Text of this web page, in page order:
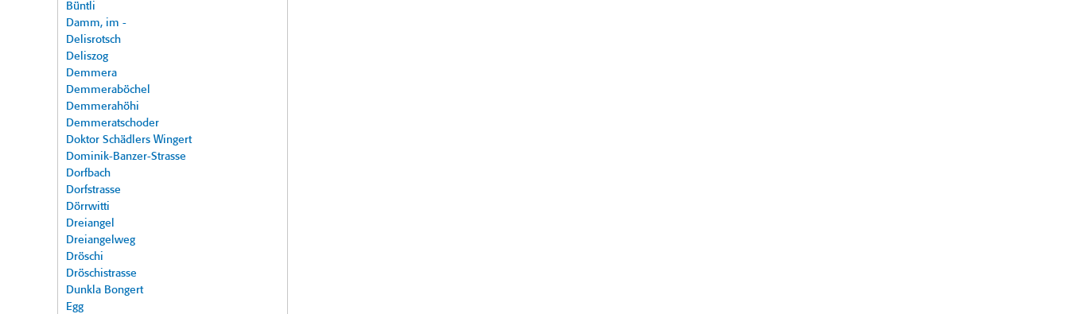
Büntli
Damm, im -
Delisrotsch
Deliszog
Demmera
Demmeraböchel
Demmerahöhi
Demmeratschoder
Doktor Schädlers Wingert
Dominik-Banzer-Strasse
Dorfbach
Dorfstrasse
Dörrwitti
Dreiangel
Dreiangelweg
Dröschi
Dröschistrasse
Dunkla Bongert
Egg